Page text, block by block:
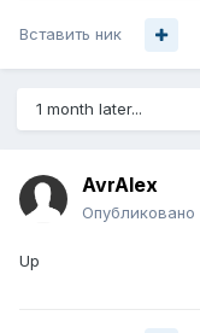
Вставить ник
1 month later...
AvrAlex
Опубликовано
Up